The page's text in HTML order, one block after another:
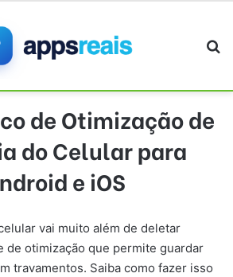
de Otimização de
do Celular para
e iOS
vai muito além de deletar
de otimização que permite guardar
travamentos. Saiba como fazer isso